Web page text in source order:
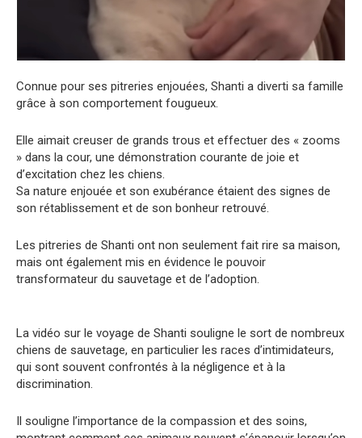
Connue pour ses pitreries enjouées, Shanti a diverti sa famille
grâce à son comportement fougueux.
Elle aimait creuser de grands trous et effectuer des « zooms
» dans la cour, une démonstration courante de joie et
d’excitation chez les chiens.
Sa nature enjouée et son exubérance étaient des signes de
son rétablissement et de son bonheur retrouvé.
Les pitreries de Shanti ont non seulement fait rire sa maison,
mais ont également mis en évidence le pouvoir
transformateur du sauvetage et de l’adoption.
La vidéo sur le voyage de Shanti souligne le sort de nombreux
chiens de sauvetage, en particulier les races d’intimidateurs,
qui sont souvent confrontés à la négligence et à la
discrimination.
Il souligne l’importance de la compassion et des soins,